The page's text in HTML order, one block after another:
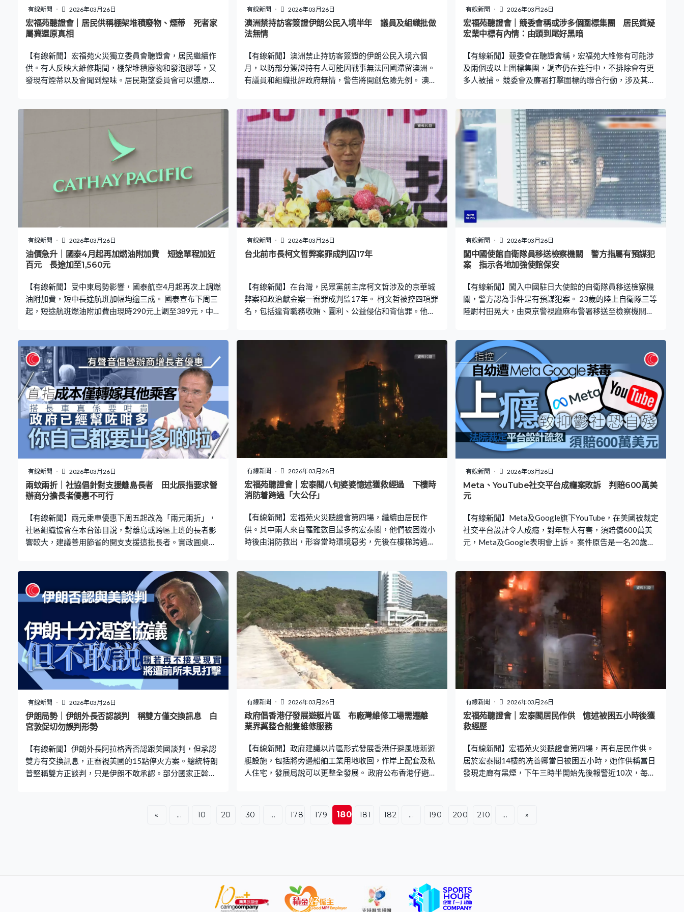
有線新聞 2026年03月26日
宏福苑聽證會｜居民供稱棚架堆積廢物、煙蒂 死者家
屬冀還原真相
【有線新聞】宏福苑火災獨立委員會聽證會，居民繼續作
供。有人反映大維修期間，棚架堆積廢物和發泡膠等，又
發現有煙蒂以及會聞到煙味。居民期望委員會可以還原真
失望，例如鴻毅與宏業，還有議員黃碧嬌。我相信這些大
家都知道的名單，大家都對他們有期望，大家都覺得為甚
麼不出來為自己辯解？還有房屋局獨立審查組點名『通
水』，我覺得可以出來解釋一下，我們給予機會親自辯
解，不要讓大家揣測、未審先判。」 她在聽證會上透露，
母親下午約3時被困宏昌閣單位，屋內周圍有火光及濃煙，
於是藏身洗手間等候救援，母親最後只在電話留下「你同
哥哥好好生活」。 而首名致電999的宏昌閣居民王嘉婉稱
好幾次都「線路繁忙」，逃離後大廈已燒通頂，消防員開
始救火，但水源只能抵達一樓，火勢向上蔓延，燒完一幢
再一幢，她質疑當時消防水源不足，否則不會蔓延得這麼
快。 宏昌閣居民吳靄詩作供稱，維修期間每日都聽到石屎
密，全屋亦會聞到煙味，見過竹棚之間有
有線新聞 2026年03月26日
澳洲禁持訪客簽證伊朗公民入境半年 議員及組織批做
法無情
【有線新聞】澳洲禁止持訪客簽證的伊朗公民入境六個
月，以防部分簽證持有人可能因戰事無法回國滯留澳洲。
有議員和組織批評政府無情，警告將開創危險先例。 澳洲
施為期六個月的入境禁令。伯克：「簽發臨時簽證時，官
員往往考慮的是申請人有多大機會在簽證到期後繼續逗
留。在澳洲獲得永居資格應由政府謹慎決定，而非某人在
這裡度假的結果。」 若本身已在澳洲境內、正在轉機途
中、配偶或子女是澳洲公民，或持有永久簽證等可獲豁
免，亦會酌情處理個別個案，預計新政策會影響約7千名獲
批訪客簽證的伊朗人。伯克強調是為了國家利益，政府會
適當評估形勢靈活變通。 新禁令備受抨擊，反對派參議員
批評是卑鄙行為，指工黨聲稱支持伊朗人民，實際是支持
美以發動的非法戰爭。尋求庇護資源中心的副總裁亦指澳
洲政府背叛伊朗社群，在他們需要庇護及安全、國家經歷
撕裂的時候，澳洲選擇關上大門。 聯邦政府在本月中向國
最後決定返回伊朗。
有線新聞 2026年03月26日
宏福苑聽證會｜競委會稱或涉多個圍標集團 居民質疑
宏業中標有內情：由頭到尾好黑暗
【有線新聞】競委會在聽證會稱，宏福苑大維修有可能涉
及兩個或以上圍標集團，調查仍在進行中，不排除會有更
多人被捕。 競委會及廉署打擊圍標的聯合行動，涉及其中
動，稱宏福苑大維修可能涉及兩個或以上的圍標集團，調
查仍然進行中，不排除再有承建商落網。 競委會表示「宏
業」在宏福苑大維修曾經簽署「不合謀投標確認書」，若
發現過程中透過圍標取得標書，可能構成虛假陳述或串謀
詐騙，屬刑事罪行。又稱承建商或中間人都以為圍標只屬
民事，最多罰款了事，強調遊戲規則已經改變；今次案件
的涉案人仍然未答辯，對他們的辯解拭目以待。 宏泰閣居
民阮仲文作供講到大維修揀選承辦商，他稱法團開會投
票，大部分業主都不想「宏業」中標，但開票時「宏業」
最多票，當時居民都懷疑有內情。另一宏志閣居民王淑蘭
稱，街坊之間流傳區議員黃碧嬌透過義工向業主索取授權
信，又聽聞有業主身份被盜用作「假授權票」。她在聽證
會形容，覺得大維修招標「由頭到尾都好黑暗」，業主
型樓宇維修工程的公眾諮詢已經開始，市民可以向委員
有線新聞 2026年03月26日
油價急升｜國泰4月起再加燃油附加費 短途單程加近
百元 長途加至1,560元
【有線新聞】受中東局勢影響，國泰航空4月起再次上調燃
油附加費，短中長途航班加幅均逾三成。 國泰宣布下周三
起，短途航班燃油附加費由現時290元上調至389元，中程
變化，國泰航空亦宣布加密至每兩星期檢視一次燃油附加
費。
有線新聞 2026年03月26日
台北前市長柯文哲弊案罪成判囚17年
【有線新聞】在台灣，民眾黨前主席柯文哲涉及的京華城
弊案和政治獻金案一審罪成判監17年。 柯文哲被控四項罪
名，包括違背職務收賄、圖利、公益侵佔和背信罪。他被
格。同案被告威京集團主席沈慶京、台北市議員應曉薇分
別被判監禁10年和15年6個月。
有線新聞 2026年03月26日
闖中國使館自衛隊員移送檢察機關 警方指屬有預謀犯
案 指示各地加強使館保安
【有線新聞】闖入中國駐日大使館的自衛隊員移送檢察機
關，警方認為事件是有預謀犯案。 23歲的陸上自衛隊三等
陸尉村田晃大，由東京警視廳麻布警署移送至檢察機關。
9時左右，從旁邊建築物翻牆闖入大使館，雙手被帶刺鐵絲
網刮傷。 他說是希望與中國大使見面，要求中方不要發表
針對日本的強硬言論，打算若不獲理會便自殺。村田亦承
認事前在銀座買刀，據報他前一天請了假，案發當日沒有
準時到崗，所屬部隊曾嘗試聯絡他。警察廳指示各地警察
部門加強對各國使領館的保安，有工作人員加設鐵絲網。
村田今年1月畢業，分配到宮崎縣海老野的陸上自衛隊駐
地，今個月中晉升為三等陸尉，自衛隊指他日常表現沒有
異樣。
有線新聞 2026年03月26日
兩蚊兩折｜社協倡針對支援離島長者 田北辰指要求營
辦商分擔長者優惠不可行
【有線新聞】兩元乘車優惠下周五起改為「兩元兩折」，
社區組織協會在本台節目說，對離島或跨區上班的長者影
響較大，建議善用節省的開支支援這批長者。實政圓桌就
節省5.5億元。社區組織協會幹事連瑋翹在本台節目「政經
CHAT」指，相信不太影響長者的外出意欲，但難免有部
分長者開支會增加。「例如長洲或離島的群體，或者是在
新界區，他們跨區，經西隧去港島區上班，也真的有這些
長者存在。會否真的想一些聚焦的措施，譬如離島的，會
否有些月票的計劃，是政府可以用節省到的錢聚焦去幫這
些長者。」 有意見要求交通營辦商提供更多長者優惠，實
政圓桌召集人田北辰認為成本只是轉嫁到其他乘客身上。
「你要乘搭長車，你真的要這麼貴，政府已經幫了那麼
多，你自己也要出多一些，你有選擇的。它（營辦商）賺
錢少了，或者虧錢多了，那便要求加價。特別為長者做些
事，是一個政府的責任，營辦商是一個商業營運。」 兩人
都相信「兩元兩折」有助改善「長車短搭」問題，但同時
可行。「如果它設了分段收費，最大的問題會
有線新聞 2026年03月26日
宏福苑聽證會｜宏泰閣八旬婆婆憶述獲救經過 下樓時
消防着跨過「大公仔」
【有線新聞】宏福苑火災聽證會第四場，繼續由居民作
供。其中兩人來自罹難數目最多的宏泰閣，他們被困幾小
時後由消防救出，形容當時環境惡劣，先後在樓梯跨過一
午3時半開始報警，前後打了近十次999，每次都有人接
聽。由於行動不便，只能留在單位等候救援，與救援人員
透過電話保持聯絡，對方不停強調「一定會有人上來」。
入夜後，四名消防員成功入屋，幫她套上氧氣罩，問她單
位為何這麼少煙，冼婆婆指待救期間有用水淋向單位對出
的棚網，這批棚網颱風期間沒有損毀，所以沒有更換、屬
第一批棚網，她又開啟風扇、抽氣扇和抽油煙機將攻入單
位的濃煙抽出窗，四名消防員都向她豎起手指公，隨即帶
她離開。 她稱見到電梯旁的單位已燒穿一個大洞，身體感
到很㷫。消防提她走落兩層到12樓時，會有隻「大公仔」
要跨過，叫她不用怕，她意識到可能是屍體，最終晚上9時
許成功逃生抵達大堂。宏泰閣住戶冼善卿：「消防員救了
我的命，給我記憶很深的四個，但我不知道他們是誰。今
命。」 另一作供都是宏泰閣居民、住在10
有線新聞 2026年03月26日
Meta、YouTube社交平台成癮案敗訴 判賠600萬美
元
【有線新聞】Meta及Google旗下YouTube，在美國被裁定
社交平台設計令人成癮，對年輕人有害，須賠償600萬美
元，Meta及Google表明會上訴。 案件原告是一名20歲女
設計吸引，例如無限滾動的功能，鼓勵用戶不斷瀏覽新內
容令她上癮。出現抑鬱、容貌焦慮等心理問題，甚至自
殘，她亦難以交朋友，與家人關係疏離，13歲診斷患上社
交恐懼症。 她入稟控告Meta及YouTube，洛杉磯高等法院
的12人陪審團大比數裁定Meta及Google設計的社交平台
疏失，明知對年輕人有害，但沒有發出警告，下令Meta及
Google分別要賠償420萬和180萬美元，包括補償性和懲
罰性賠償。 案件宣判後，原告的支持者在法院外相擁，有
人手持寫上其他青年姓名年齡的橫額，指他們都是社交媒
體成癮問題導致離世。Meta指年輕人心理健康是複雜問
題，無法與個別應用程式掛鈎，Google則強調YouTube是
負責任的串流平台，而非社交媒體，兩間公司均表明會上
訴。另外兩間公司Snap和TikTok是同
有線新聞 2026年03月26日
伊朗局勢｜伊朗外長否認談判 稱雙方僅交換訊息 白
宮敦促切勿誤判形勢
【有線新聞】伊朗外長阿拉格齊否認跟美國談判，但承認
雙方有交換訊息，正審視美國的15點停火方案。總統特朗
普堅稱雙方正談判，只是伊朗不敢承認。部分國家正斡旋
已被擊敗，將遭受前看未見的打擊，敦促伊朗切勿誤判形
有線新聞 2026年03月26日
政府倡香港仔發展遊艇片區 布廠灣維修工場需遷離
業界冀整合船隻維修服務
【有線新聞】政府建議以片區形式發展香港仔避風塘新遊
艇設施，包括將旁邊船舶工業用地收回，作岸上配套及私
人住宅，發展局說可以更整全發展。 政府公布香港仔避風
展局說考慮到用途兼容性，希望發展更整全。 發展局常任
秘書長（規劃及地政）何珮玲：「一開始想（布廠灣）只
預計可以容納200艘長50米的遊艇，有業界希望泊位更具
彈性，可以容納更大體積遊艇，有議員同意未來規劃要納
入考慮。梁進：「發展遊艇旅遊，都希望帶來高端消費族
有線新聞 2026年03月26日
宏福苑聽證會｜宏泰閣居民作供 憶述被困五小時後獲
救經歷
【有線新聞】宏福苑火災聽證會第四場，再有居民作供。
居於宏泰閣14樓的冼善卿當日被困五小時，她作供稱當日
發現走廊有黑煙，下午三時半開始先後報警近10次，每次
« ... 10 20 30 ... 178 179 180 181 182 ... 190 200 210 ... »